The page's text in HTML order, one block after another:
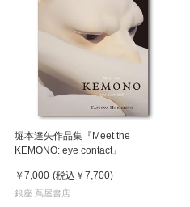
堀本達矢作品集『Meet the
KEMONO: eye contact』
￥7,000 (税込 ￥7,700)
銀座 蔦屋書店